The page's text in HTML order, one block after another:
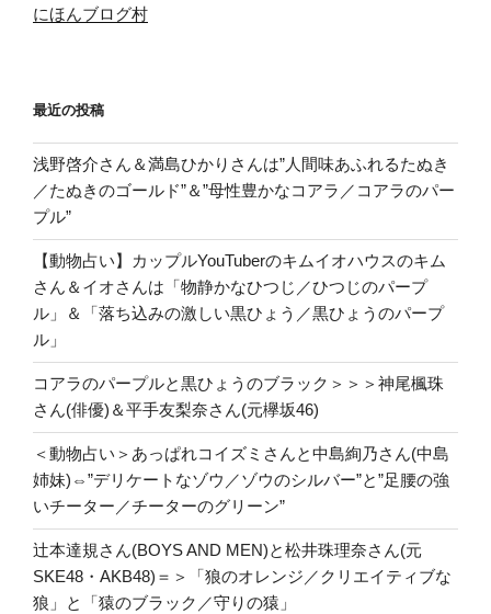
にほんブログ村
最近の投稿
浅野啓介さん＆満島ひかりさんは”人間味あふれるたぬき
／たぬきのゴールド”＆”母性豊かなコアラ／コアラのパー
プル”
【動物占い】カップルYouTuberのキムイオハウスのキム
さん＆イオさんは「物静かなひつじ／ひつじのパープ
ル」＆「落ち込みの激しい黒ひょう／黒ひょうのパープ
ル」
コアラのパープルと黒ひょうのブラック＞＞＞神尾楓珠
さん(俳優)＆平手友梨奈さん(元欅坂46)
＜動物占い＞あっぱれコイズミさんと中島絢乃さん(中島
姉妹)⇔”デリケートなゾウ／ゾウのシルバー”と”足腰の強
いチーター／チーターのグリーン”
辻本達規さん(BOYS AND MEN)と松井珠理奈さん(元
SKE48・AKB48)＝＞「狼のオレンジ／クリエイティブな
狼」と「猿のブラック／守りの猿」